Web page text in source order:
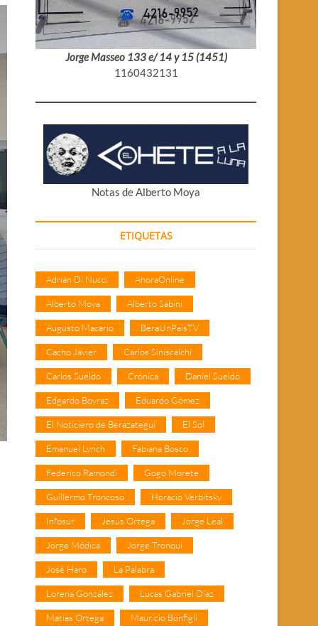
Jorge Masseo 133 e/ 14 y 15 (1451)
1160432131
Notas de Alberto Moya
ETIQUETAS
Adrián Di Nucci AhoraOnline
Alberto Moya Alberto Sabini
Augusto Macario BeraUnPaisTV
Cacho Javier Carlos Siniscalchi
Carlos Sueldo Crónica Daniel Sueldo
Edgardo Boyraz Eduardo Gómez
El Noticiero de Berazategui El Sol
Emanuel Lynch Fabiana Bosco
Federico Ramondi Gogo Morete
Guillermo Troncoso Horacio Verbitsky
Infosur Jesús Ortega Jorge Leal
Jorge Módica Jorge Tronqui
José Haro La Palabra
Lorena González Lucas Gabriel Díaz
Matías Ortega Mauricio Bonfigli